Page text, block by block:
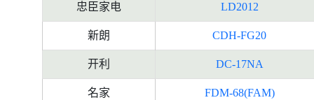
忠臣家电 LD2012
新朗 CDH-FG20
开利 DC-17NA
名家 FDM-68(FAM)